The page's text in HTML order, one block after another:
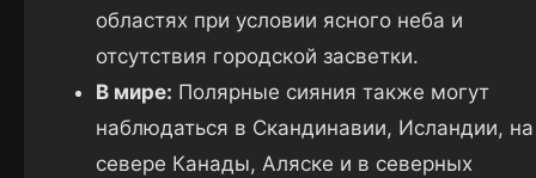
областях при условии ясного неба и
отсутствия городской засветки.
В мире: Полярные сияния также могут
наблюдаться в Скандинавии, Исландии, на
севере Канады, Аляске и в северных